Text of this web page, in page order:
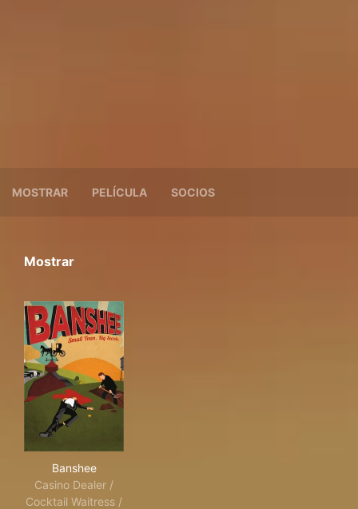
MOSTRAR PELÍCULA SOCIOS
Mostrar
Banshee
Casino Dealer /
Cocktail Waitress /